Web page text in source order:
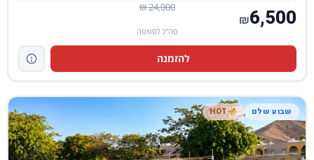
24,000 ₪ 6,500
₪
סה"כ לסוויטה
להזמנה
שבוע שלם HOT